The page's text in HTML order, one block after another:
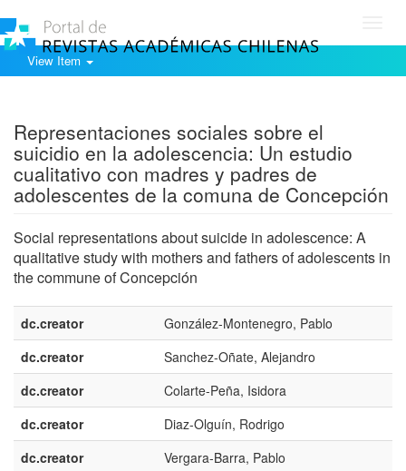
View Item
Representaciones sociales sobre el
suicidio en la adolescencia: Un estudio
cualitativo con madres y padres de
adolescentes de la comuna de Concepción
Social representations about suicide in adolescence: A
qualitative study with mothers and fathers of adolescents in
the commune of Concepción
dc.creator
González-Montenegro, Pablo
dc.creator
Sanchez-Oñate, Alejandro
dc.creator
Colarte-Peña, Isidora
dc.creator
Diaz-Olguín, Rodrigo
dc.creator
Vergara-Barra, Pablo